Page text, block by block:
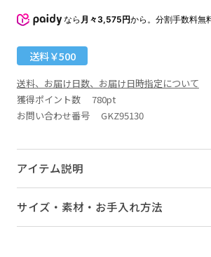
なら 月々3,575円から。分割手数料無
送料￥500
送料、お届け日数、お届け日時指定について
獲得ポイント数 780pt
お問い合わせ番号 GKZ95130
アイテム説明
サイズ・素材・お手入れ方法